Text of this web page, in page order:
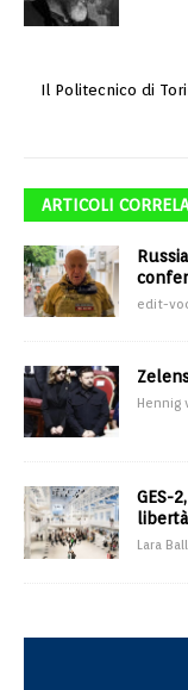
Il Politecnico di
ARTICOLI
edit-
Hennig
GES-
Lara